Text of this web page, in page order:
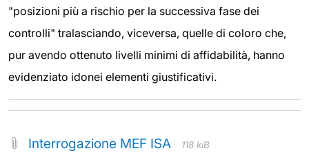
"posizioni più a rischio per la successiva fase dei
controlli" tralasciando, viceversa, quelle di coloro che,
pur avendo ottenuto livelli minimi di affidabilità, hanno
evidenziato idonei elementi giustificativi.
Interrogazione MEF ISA 118 kiB